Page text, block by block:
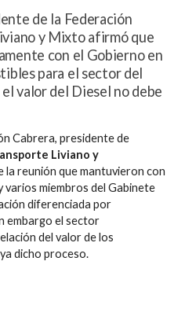
de la Federación
y Mixto afirmó que
con el Gobierno en
para el sector del
valor del Diesel no debe
Cabrera, presidente de
Liviano y
la reunión que mantuvieron con
varios miembros del Gabinete
diferenciada por
embargo el sector
del valor de los
dicho proceso.